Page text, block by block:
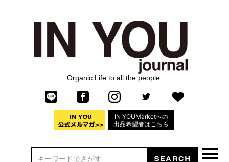
Organic Life to all the people.
IN YOUMarketへの
出品希望者はこちら